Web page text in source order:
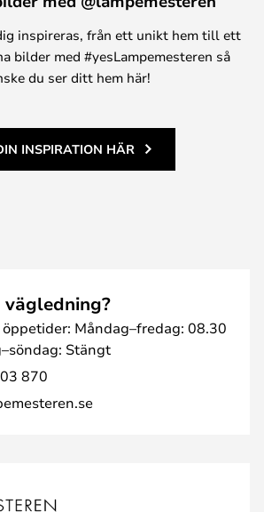
inspireras, från ett unikt hem till ett
bilder med #yesLampemesteren så
du ser ditt hem här!
INSPIRATION HÄR
vägledning?
Måndag–fredag: 08.30
Stängt
870